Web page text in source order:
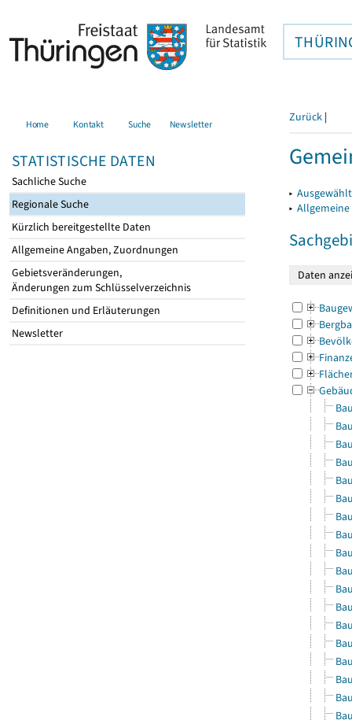
Home Kontakt Suche Newsletter
STATISTISCHE DATEN
Sachliche Suche
Regionale Suche
Kürzlich bereitgestellte Daten
Allgemeine Angaben, Zuordnungen
Gebietsveränderungen,
Änderungen zum Schlüsselverzeichnis
Definitionen und Erläuterungen
Newsletter
Zurück |
▸
▸